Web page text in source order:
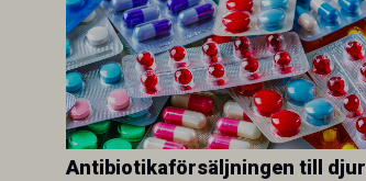
Antibiotikaförsäljningen till djur